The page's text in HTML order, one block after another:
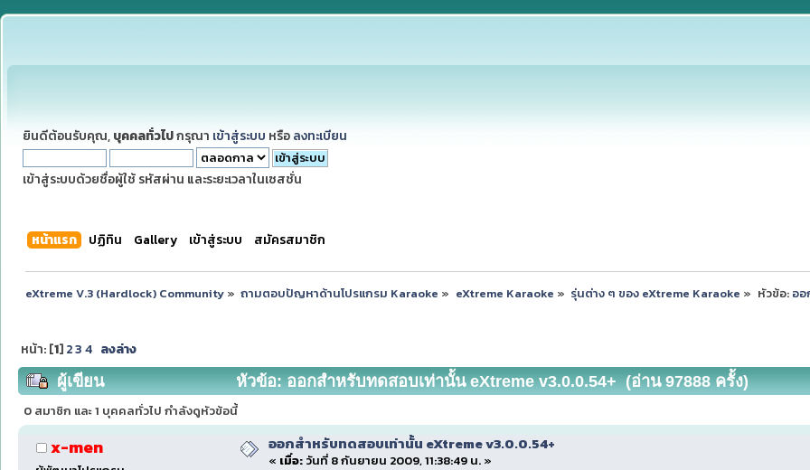
ยินดีต้อนรับคุณ, บุคคลทั่วไปกรุณา เข้าสู่ระบบ หรือ ลงทะเบียน
เข้าสู่ระบบด้วยชื่อผู้ใช้ รหัสผ่าน และระยะเวลาในเซสชั่น
หน้าแรก ปฏิทิน Gallery เข้าสู่ระบบ สมัครสมาชิก
eXtreme V.3 (Hardlock) Community» ถามตอบปัญหาด้านโปรแกรม Karaoke » eXtreme Karaoke » รุ่นต่าง ๆ ของ eXtreme Karaoke » หัวข้อ: ออ
หน้า: [1] 23 4 ลงล่าง
ผู้เขียน หัวข้อ: ออกสำหรับทดสอบเท่านั้น eXtreme v3.0.0.54+ (อ่าน 97888 ครั้ง)
0 สมาชิก และ 1 บุคคลทั่วไป กำลังดูหัวข้อนี้
x-men ออกสำหรับทดสอบเท่านั้น eXtreme v3.0.0.54+
« เมื่อ:วันที่ 8 กันยายน 2009, 11:38:49 น. »